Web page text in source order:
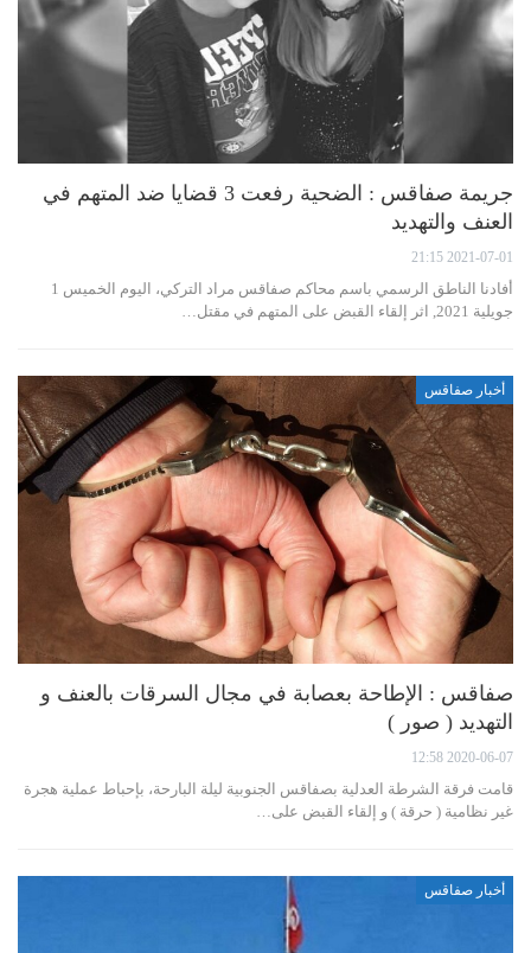
جريمة صفاقس : الضحية رفعت 3 قضايا ضد المتهم في
العنف والتهديد
2021-07-01 21:15
أفادنا الناطق الرسمي باسم محاكم صفاقس مراد التركي، اليوم الخميس 1
جويلية 2021, اثر إلقاء القبض على المتهم في مقتل…
أخبار صفاقس
صفاقس : الإطاحة بعصابة في مجال السرقات بالعنف و
التهديد ( صور )
2020-06-07 12:58
قامت فرقة الشرطة العدلية بصفاقس الجنوبية ليلة البارحة، بإحباط عملية هجرة
غير نظامية ( حرقة ) و إلقاء القبض على…
أخبار صفاقس